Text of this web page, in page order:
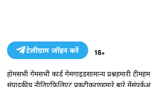
टेलीग्राम जॉइन करें 18+
होमसभी गेमसभी कार्ड गेमगाइडसामान्य प्रश्नहमारी टीम
संपादकीय नीतिएफ़िलिएट प्रकटीकरणहमारे बारे मेंसंपर्क